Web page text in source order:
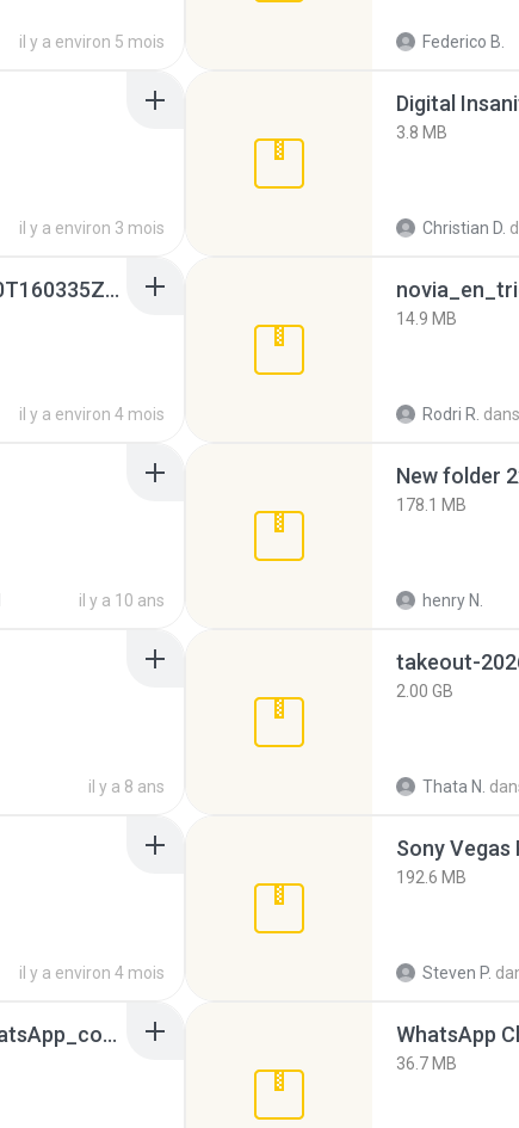
il y a environ 5 mois Federico B.
il y a environ 3 mois
Digital
3.8 MB
Christian D.
whatsapp backups -20260410T160335Z-3-001.zip
il y a environ 4 mois
14.9 MB
Rodri R. dans
il y a 10 ans
New folder
178.1 MB
henry N.
il y a 8 ans
takeout-
2.00 GB
Thata N.
il y a environ 4 mois
192.6 MB
Steven P.
65536533_Conversa_do_WhatsApp_com_Meu_Esposo.zip WhatsApp
36.7 MB